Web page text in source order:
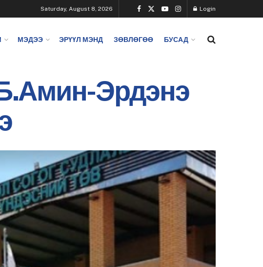
Saturday, August 8, 2026 Login
МЭДЭЭ ЭРҮҮЛ МЭНД ЗӨВЛӨГӨӨ БУСАД
Эрдэнэ